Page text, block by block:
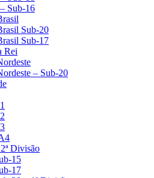
Sub-16
Sub-20
Sub-17
Rei
– Sub-20
Divisão
15
17